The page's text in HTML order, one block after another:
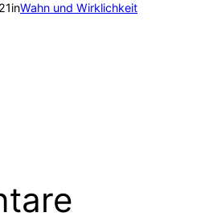
inWahn und Wirklichkeit